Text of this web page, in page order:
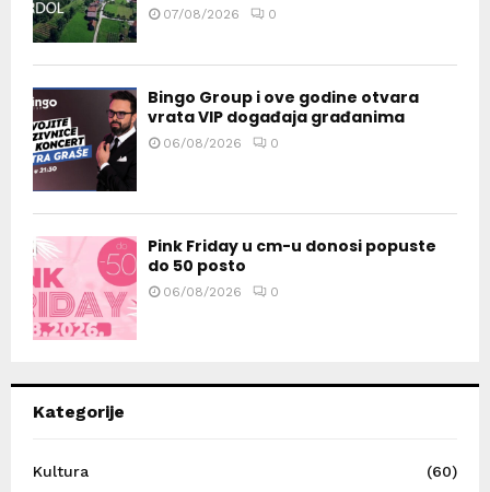
07/08/2026 0
Bingo Group i ove godine otvara
vrata VIP događaja građanima
06/08/2026 0
Pink Friday u cm-u donosi popuste
do 50 posto
06/08/2026 0
Kategorije
Kultura
(60)